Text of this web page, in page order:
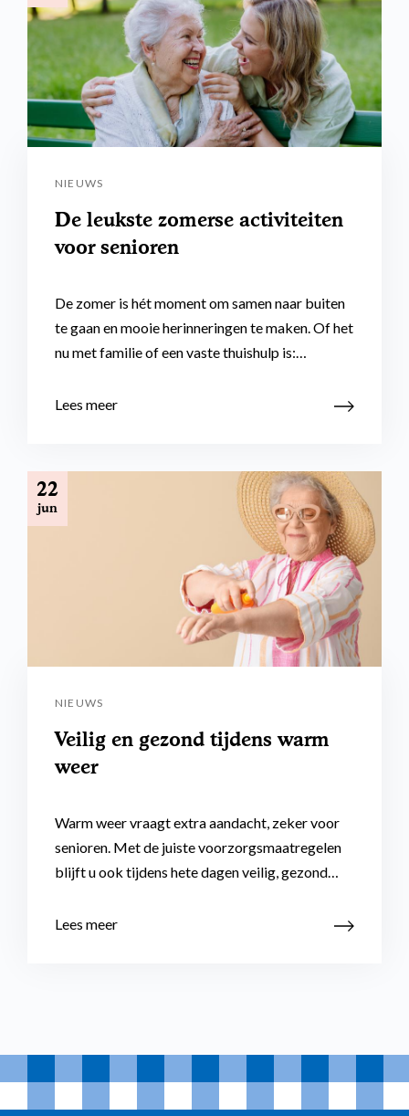
NIEUWS
De leukste zomerse activiteiten
voor senioren
De zomer is hét moment om samen naar buiten
te gaan en mooie herinneringen te maken. Of het
nu met familie of een vaste thuishulp is:…
Lees meer
22
jun
NIEUWS
Veilig en gezond tijdens warm
weer
Warm weer vraagt extra aandacht, zeker voor
senioren. Met de juiste voorzorgsmaatregelen
blijft u ook tijdens hete dagen veilig, gezond…
Lees meer